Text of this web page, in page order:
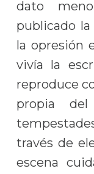
dato
publicado
la opresión
vivía la
reproduce
propia del
través de
escena